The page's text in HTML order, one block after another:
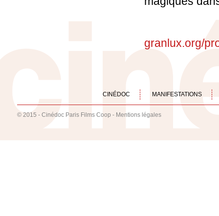
granlux.org/
CINÉDOC MANIFESTATIONS
© 2015 - Cinédoc Paris Films Coop - Mentions légales